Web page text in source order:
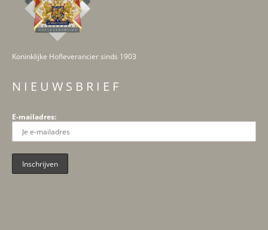
Koninklijke Hofleverancier sinds 1903
N I E U W S B R I E F
E-mailadres: